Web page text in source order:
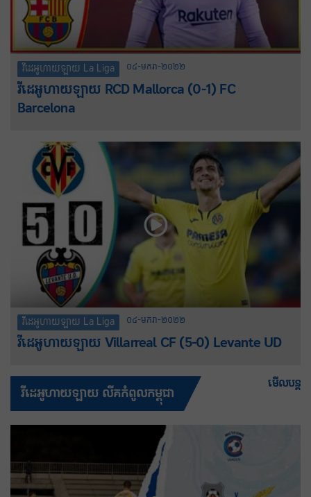
វីដេអូហាយឡាយ La Liga ០៤-មករា-២០២២
វីដេអូហាយឡាយ RCD Mallorca (0-1) FC
Barcelona
វីដេអូហាយឡាយ La Liga ០៤-មករា-២០២២
វីដេអូហាយឡាយ Villarreal CF (5-0) Levante UD
វីដេអូហាយឡាយ លីគកំពូលកម្ពុជា
មើលបន្ត